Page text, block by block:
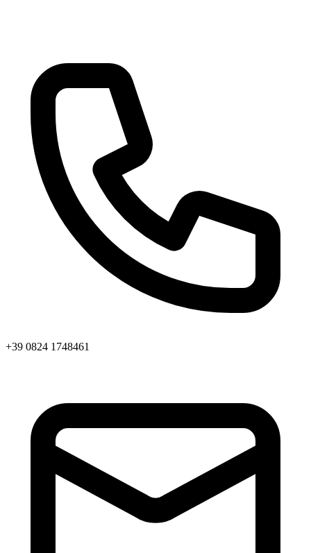
+39 0824 1748461